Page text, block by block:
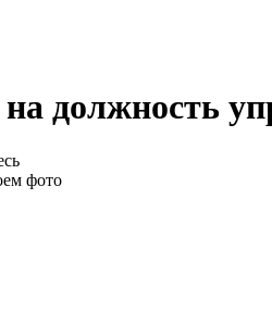
на должность
фото